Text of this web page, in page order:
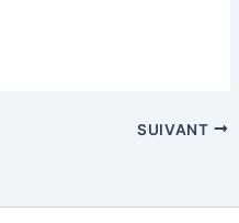
SUIVANT